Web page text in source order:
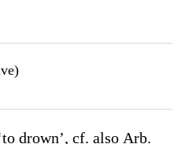
drown’, cf. also Arb.